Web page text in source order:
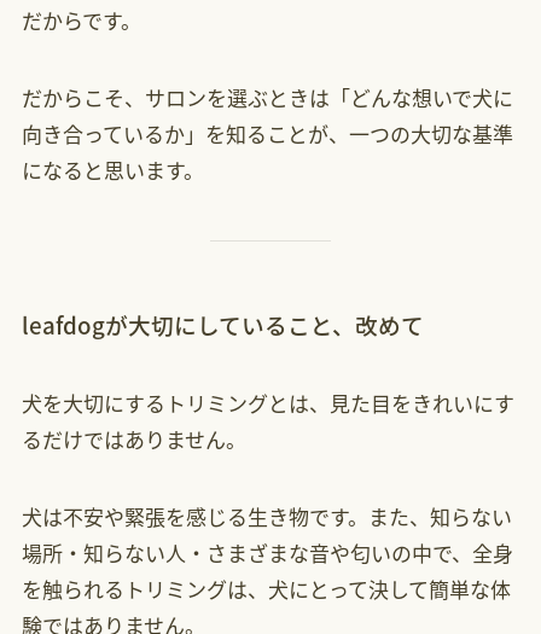
だからです。
だからこそ、サロンを選ぶときは「どんな想いで犬に
向き合っているか」を知ることが、一つの大切な基準
になると思います。
leafdogが大切にしていること、改めて
犬を大切にするトリミングとは、見た目をきれいにす
るだけではありません。
犬は不安や緊張を感じる生き物です。また、知らない
場所・知らない人・さまざまな音や匂いの中で、全身
を触られるトリミングは、犬にとって決して簡単な体
験ではありません。